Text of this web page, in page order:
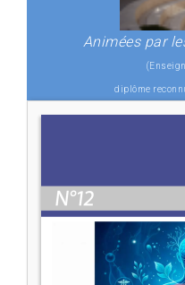
Animées par
diplôme